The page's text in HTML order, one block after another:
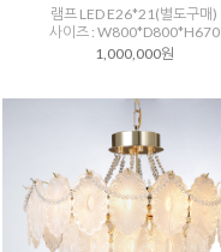
램프 LED E26*21(별도구매)
사이즈 : W800*D800*H670
1,000,000원